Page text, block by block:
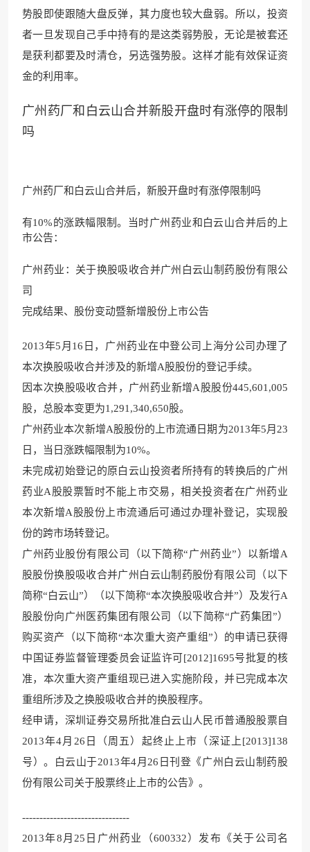
势股即使跟随大盘反弹，其力度也较大盘弱。所以，投资
者一旦发现自己手中持有的是这类弱势股，无论是被套还
是获利都要及时清仓，另选强势股。这样才能有效保证资
金的利用率。
广州药厂和白云山合并新股开盘时有涨停的限制
吗
广州药厂和白云山合并后，新股开盘时有涨停限制吗
有10%的涨跌幅限制。当时广州药业和白云山合并后的上
市公告：
广州药业：关于换股吸收合并广州白云山制药股份有限公
司
完成结果、股份变动暨新增股份上市公告
2013年5月16日，广州药业在中登公司上海分公司办理了
本次换股吸收合并涉及的新增A股股份的登记手续。
因本次换股吸收合并，广州药业新增A股股份445,601,005
股，总股本变更为1,291,340,650股。
广州药业本次新增A股股份的上市流通日期为2013年5月23
日，当日涨跌幅限制为10%。
未完成初始登记的原白云山投资者所持有的转换后的广州
药业A股股票暂时不能上市交易，相关投资者在广州药业
本次新增A股股份上市流通后可通过办理补登记，实现股
份的跨市场转登记。
广州药业股份有限公司（以下简称“广州药业”）以新增A
股股份换股吸收合并广州白云山制药股份有限公司（以下
简称“白云山”）（以下简称“本次换股吸收合并”）及发行A
股股份向广州医药集团有限公司（以下简称“广药集团”）
购买资产（以下简称“本次重大资产重组”）的申请已获得
中国证券监督管理委员会证监许可[2012]1695号批复的核
准，本次重大资产重组现已进入实施阶段，并已完成本次
重组所涉及之换股吸收合并的换股程序。
经申请，深圳证券交易所批准白云山人民币普通股股票自
2013年4月26日（周五）起终止上市（深证上[2013]138
号）。白云山于2013年4月26日刊登《广州白云山制药股
份有限公司关于股票终止上市的公告》。
-------------------------------
2013年8月25日广州药业（600332）发布《关于公司名